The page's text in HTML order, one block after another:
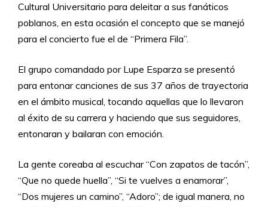
Cultural Universitario para deleitar a sus fanáticos
poblanos, en esta ocasión el concepto que se manejó
para el concierto fue el de “Primera Fila”.
El grupo comandado por Lupe Esparza se presentó
para entonar canciones de sus 37 años de trayectoria
en el ámbito musical, tocando aquellas que lo llevaron
al éxito de su carrera y haciendo que sus seguidores,
entonaran y bailaran con emoción.
La gente coreaba al escuchar “Con zapatos de tacón”,
“Que no quede huella”, “Si te vuelves a enamorar”,
“Dos mujeres un camino”, “Adoro”; de igual manera, no